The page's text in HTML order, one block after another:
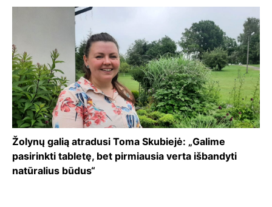
Žolynų galią atradusi Toma Skubiejė: „Galime
pasirinkti tabletę, bet pirmiausia verta išbandyti
natūralius būdus“